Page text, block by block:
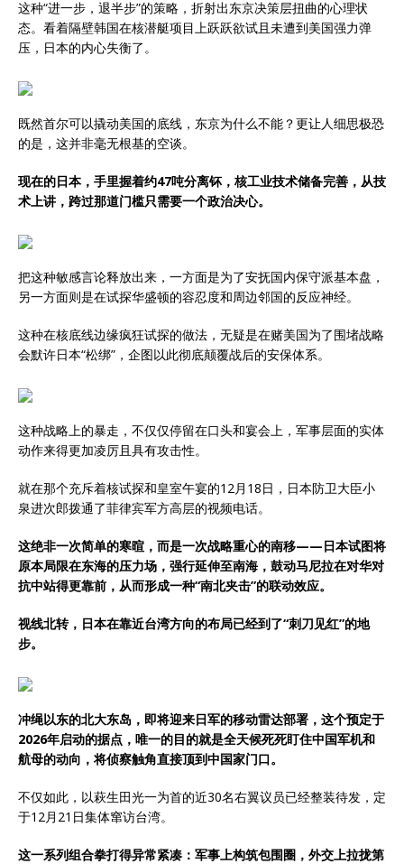
这种“进一步，退半步”的策略，折射出东京决策层扭曲的心理状
态。看着隔壁韩国在核潜艇项目上跃跃欲试且未遭到美国强力弹
压，日本的内心失衡了。
既然首尔可以撬动美国的底线，东京为什么不能？更让人细思极恐
的是，这并非毫无根基的空谈。
现在的日本，手里握着约47吨分离钚，核工业技术储备完善，从技
术上讲，跨过那道门槛只需要一个政治决心。
把这种敏感言论释放出来，一方面是为了安抚国内保守派基本盘，
另一方面则是在试探华盛顿的容忍度和周边邻国的反应神经。
这种在核底线边缘疯狂试探的做法，无疑是在赌美国为了围堵战略
会默许日本“松绑”，企图以此彻底颠覆战后的安保体系。
这种战略上的暴走，不仅仅停留在口头和宴会上，军事层面的实体
动作来得更加凌厉且具有攻击性。
就在那个充斥着核试探和皇室午宴的12月18日，日本防卫大臣小
泉进次郎拨通了菲律宾军方高层的视频电话。
这绝非一次简单的寒暄，而是一次战略重心的南移——日本试图将
原本局限在东海的压力场，强行延伸至南海，鼓动马尼拉在对华对
抗中站得更靠前，从而形成一种“南北夹击”的联动效应。
视线北转，日本在靠近台湾方向的布局已经到了“刺刀见红”的地
步。
冲绳以东的北大东岛，即将迎来日军的移动雷达部署，这个预定于
2026年启动的据点，唯一的目的就是全天候死死盯住中国军机和
航母的动向，将侦察触角直接顶到中国家门口。
不仅如此，以萩生田光一为首的近30名右翼议员已经整装待发，定
于12月21日集体窜访台湾。
这一系列组合拳打得异常紧凑：军事上构筑包围圈，外交上拉拢第